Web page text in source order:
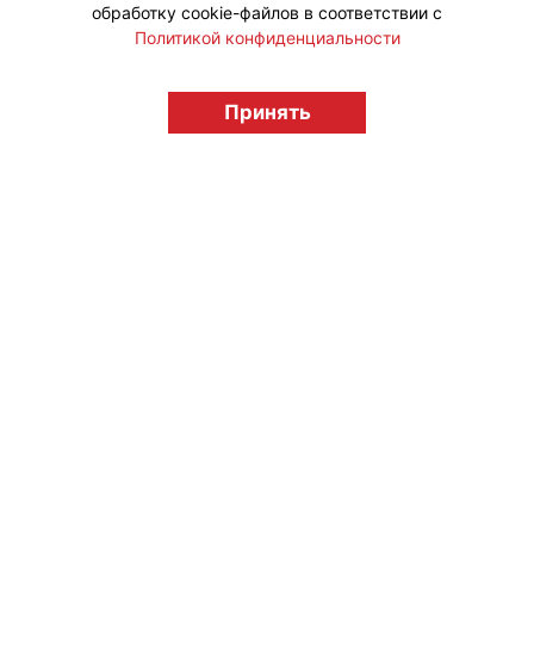
licensingrussia.ru, 2009-2026 12+
обработку cookie-файлов в соответствии с
Политикой конфиденциальности
Принять